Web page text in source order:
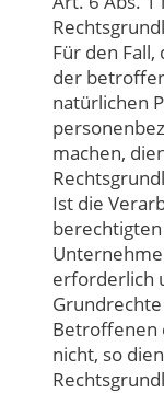
Für den
der
natürlichen
machen,
Ist die
erforderlich
Betroffenen
nicht, so